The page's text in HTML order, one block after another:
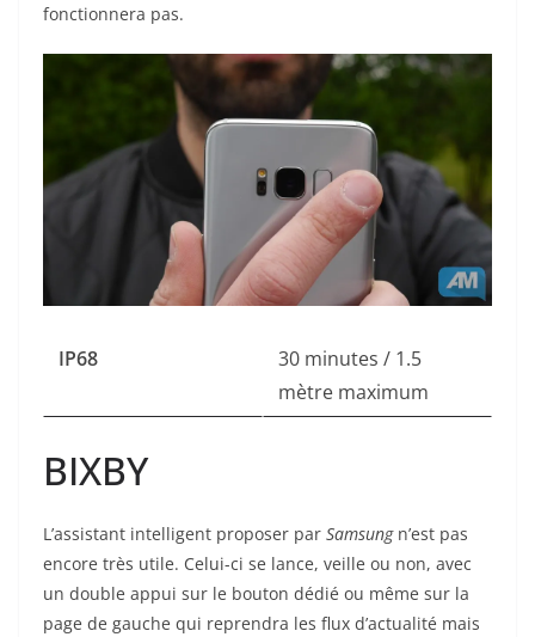
fonctionnera pas.
IP68
30 minutes / 1.5
mètre maximum
BIXBY
L’assistant intelligent proposer par Samsung n’est pas
encore très utile. Celui-ci se lance, veille ou non, avec
un double appui sur le bouton dédié ou même sur la
page de gauche qui reprendra les flux d’actualité mais